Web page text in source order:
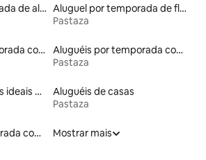
Aluguel por temporada de alojamentos ecológicos
Aluguel por temporada de flats
Pastaza
Locações por temporada com piscina
Aluguéis por temporada com café da manhã
Pastaza
Aluguéis de espaços ideais para famílias
Aluguéis de casas
Pastaza
Aluguéis por temporada com banheira de hidromassagem
Mostrar mais